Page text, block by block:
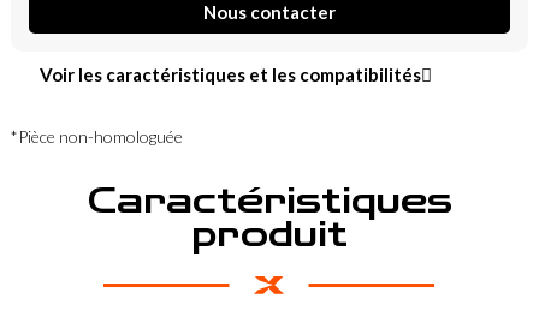
Nous contacter
Voir les caractéristiques et les compatibilités
*Pièce non-homologuée
Caractéristiques
produit